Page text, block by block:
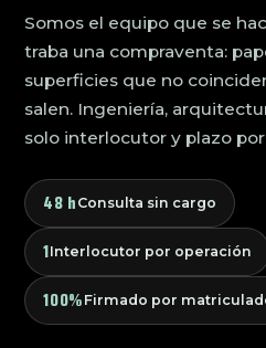
Somos el equipo que se
traba una compraventa:
superficies que no
salen. Ingeniería,
solo interlocutor y plazo
48 h Consulta sin cargo
1Interlocutor por operación
100% Firmado por